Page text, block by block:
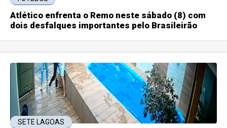
Atlético enfrenta o Remo neste sábado (8) com
dois desfalques importantes pelo Brasileirão
SETE LAGOAS